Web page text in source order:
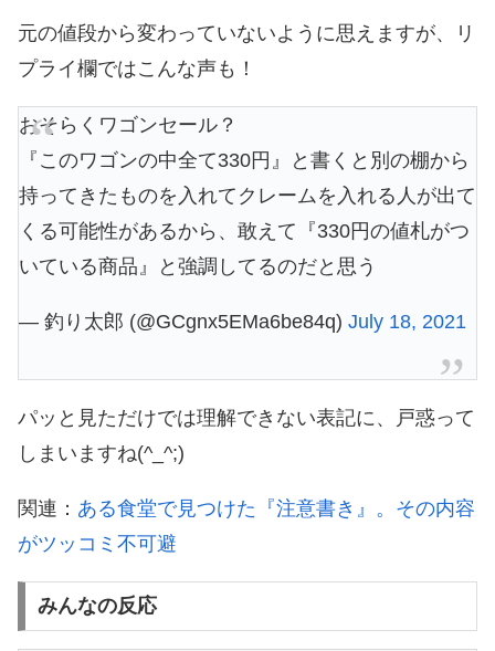
元の値段から変わっていないように思えますが、リ
プライ欄ではこんな声も！
おそらくワゴンセール？
『このワゴンの中全て330円』と書くと別の棚から
持ってきたものを入れてクレームを入れる人が出て
くる可能性があるから、敢えて『330円の値札がつ
いている商品』と強調してるのだと思う
— 釣り太郎 (@GCgnx5EMa6be84q) July 18, 2021
パッと見ただけでは理解できない表記に、戸惑って
しまいますね(^_^;)
関連： ある食堂で見つけた『注意書き』。その内容
がツッコミ不可避
みんなの反応